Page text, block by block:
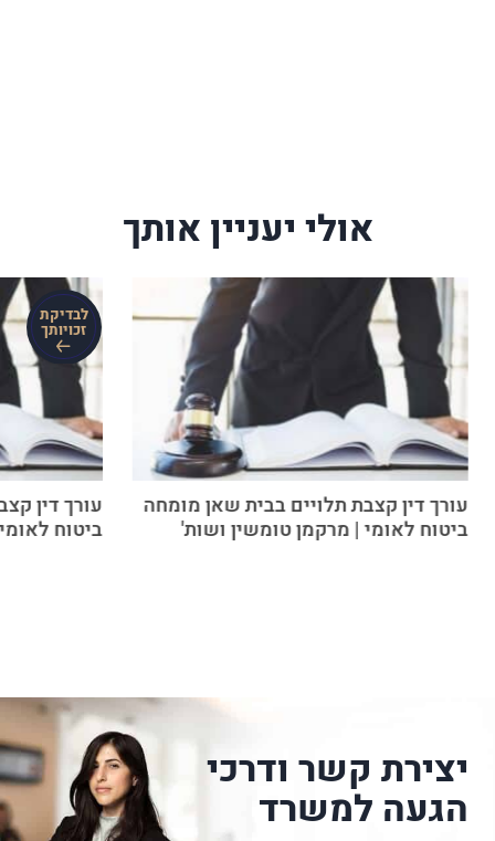
אולי יעניין אותך
עורך דין קצבת תלויים בבית שאן מומחה
ביטוח לאומי | מרקמן טומשין ושות'
עורך דין
ביטוח
לבדיקת
זכויותך
יצירת קשר ודרכי
הגעה למשרד